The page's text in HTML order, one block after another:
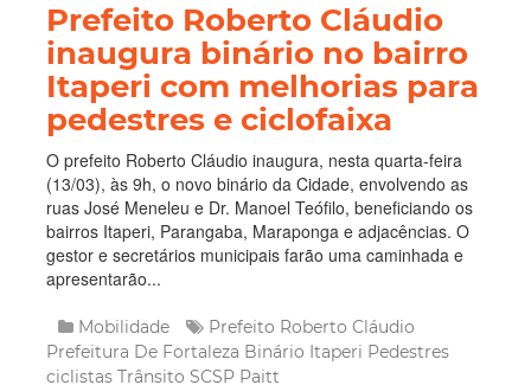
Prefeito Roberto Cláudio
inaugura binário no bairro
Itaperi com melhorias para
pedestres e ciclofaixa
O prefeito Roberto Cláudio inaugura, nesta quarta-feira
(13/03), às 9h, o novo binário da Cidade, envolvendo as
ruas José Meneleu e Dr. Manoel Teófilo, beneficiando os
bairros Itaperi, Parangaba, Maraponga e adjacências. O
gestor e secretários municipais farão uma caminhada e
apresentarão...
Mobilidade
Prefeito Roberto Cláudio
Prefeitura De Fortaleza Binário Itaperi Pedestres
ciclistas Trânsito SCSP Paitt